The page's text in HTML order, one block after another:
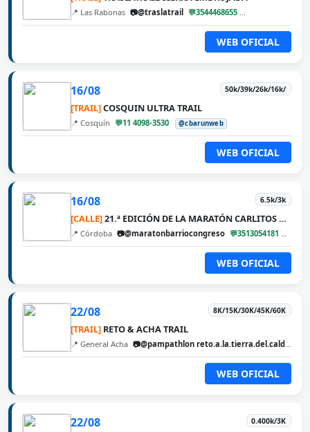
📍 Las Rabonas 📷@traslatrail 💬3544468655
WEB OFICIAL
16/08 50k/39k/26k/16k/
[TRAIL]COSQUIN ULTRA TRAIL
📍 Cosquín 💬11 4098-3530 @cbarunweb
WEB OFICIAL
16/08 6.5k/3k
[CALLE]21.ª EDICIÓN DE LA MARATÓN CARLITOS DÍAZ
📍 Córdoba 📷@maratonbarriocongreso 💬3513054181
WEB OFICIAL
22/08 8K/15K/30K/45K/60K
[TRAIL] RETO & ACHA TRAIL
📍 General Acha 📷@pampathlon reto.a.la.tierra.del.calden
WEB OFICIAL
22/08 0.400k/3K